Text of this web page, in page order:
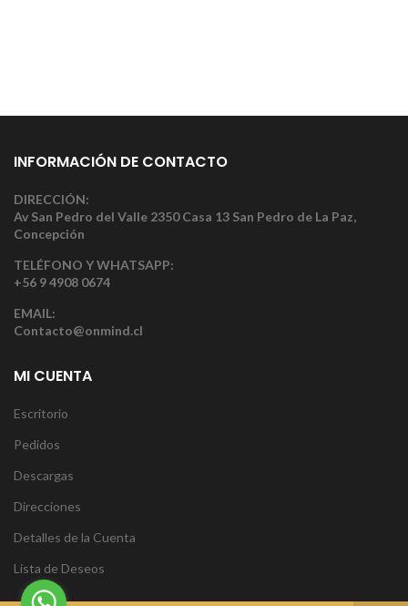
INFORMACIÓN DE CONTACTO
DIRECCIÓN:
Av San Pedro del Valle 2350 Casa 13 San Pedro de La Paz,
Concepción
TELÉFONO Y WHATSAPP:
+56 9 4908 0674
EMAIL:
Contacto@onmind.cl
MI CUENTA
Escritorio
Pedidos
Descargas
Direcciones
Detalles de la Cuenta
Lista de Deseos